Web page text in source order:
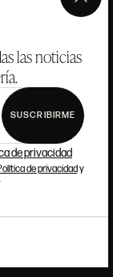
las noticias
SUSCRIBIRME
de privacidad
de privacidady
×